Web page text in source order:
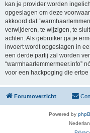
kan je provider worden
opgeslagen om deze
akkoord dat
verwijderen, te wijzigen, te
achten. Als gebruiker ga je
invoert wordt opgeslagen in
een derde partij zal worden
“warmhaarlemmermeer.info”
voor een hackpoging die
Forumoverzicht
Powered by